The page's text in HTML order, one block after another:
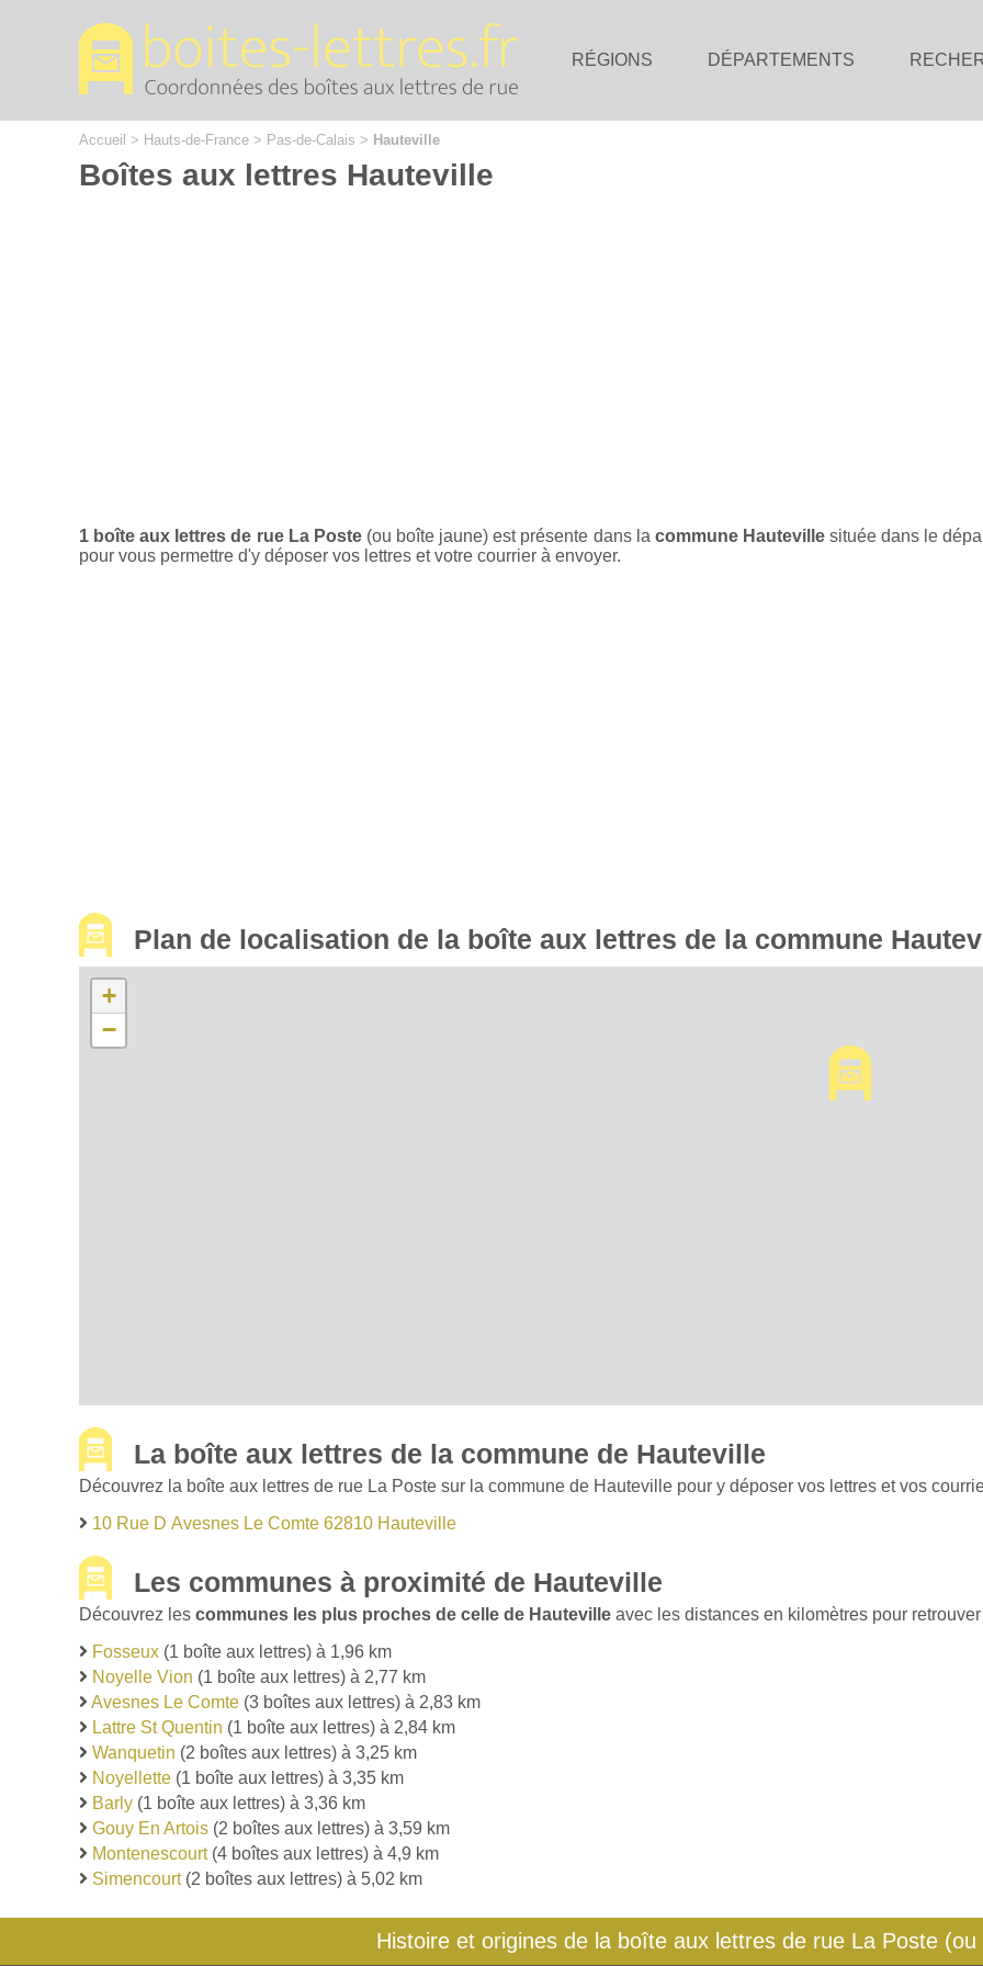
RÉGIONS DÉPARTEMENTS
Accueil > Hauts-de-France > Pas-de-Calais > Hauteville
Boîtes aux lettres Hauteville
1 boîte aux lettres de rue La Poste(ou boîte jaune) est présente dans la commune Hautevillesituée dans le
pour vous permettre d'y déposer vos lettres et votre courrier à envoyer.
Plan de localisation de la boîte aux lettres de la commune
+
−
La boîte aux lettres de la commune de Hauteville
Découvrez la boîte aux lettres de rue La Poste sur la commune de Hauteville pour y déposer vos lettres et vos
10 Rue D Avesnes Le Comte 62810 Hauteville
Les communes à proximité de Hauteville
Découvrez les communes les plus proches de celle de Hauteville avec les distances en kilomètres pour
Fosseux (1 boîte aux lettres) à 1,96 km
Noyelle Vion (1 boîte aux lettres) à 2,77 km
Avesnes Le Comte (3 boîtes aux lettres) à 2,83 km
Lattre St Quentin (1 boîte aux lettres) à 2,84 km
Wanquetin (2 boîtes aux lettres) à 3,25 km
Noyellette (1 boîte aux lettres) à 3,35 km
Barly (1 boîte aux lettres) à 3,36 km
Gouy En Artois (2 boîtes aux lettres) à 3,59 km
Montenescourt(4 boîtes aux lettres) à 4,9 km
Simencourt(2 boîtes aux lettres) à 5,02 km
Histoire et origines de la boîte aux lettres de rue La Poste